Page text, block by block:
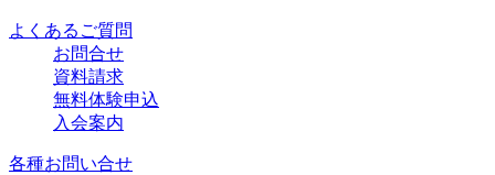
よくあるご質問
お問合せ
資料請求
無料体験申込
入会案内
各種お問い合せ